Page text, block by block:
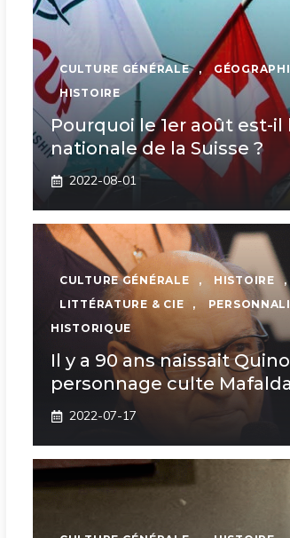
CULTURE GÉNÉRALE ,
HISTOIRE
Pourquoi le 1er août est-il
nationale de la Suisse ?
2022-08-01
CULTURE GÉNÉRALE , HISTOIRE
,
LITTÉRATURE & CIE
,
HISTORIQUE
Il y a 90 ans naissait
personnage culte Mafalda
2022-07-17